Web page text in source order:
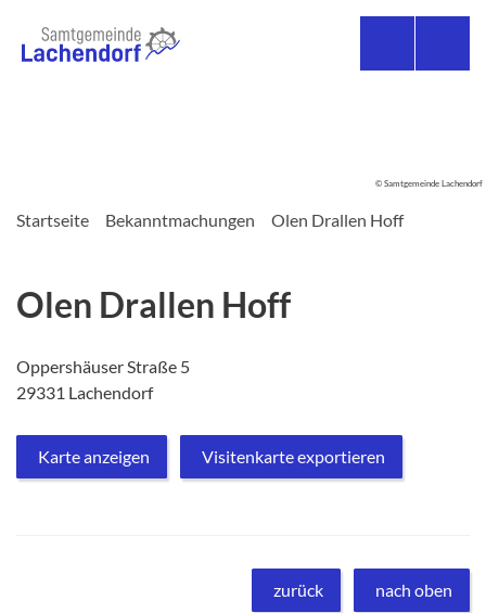
© Samtgemeinde Lachendorf
Startseite Bekanntmachungen Olen Drallen Hoff
Olen Drallen Hoff
Oppershäuser Straße 5
29331 Lachendorf
Karte anzeigen Visitenkarte exportieren
zurück nach oben